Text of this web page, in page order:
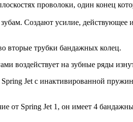
проволоки, один конец
Создают усилие, действующее
вторые трубки бандажных колец.
на зубные ряды
Jet с инактивированной
от Spring Jet 1, он имеет 4